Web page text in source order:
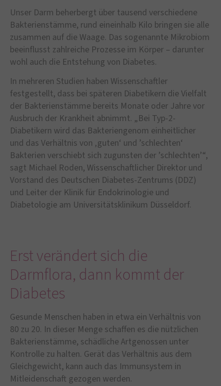
Unser Darm beherbergt über tausend verschiedene
Bakterienstämme, rund eineinhalb Kilo bringen sie alle
zusammen auf die Waage. Das sogenannte Mikrobiom
beeinflusst zahlreiche Prozesse im Körper – darunter
wohl auch die Entstehung von Diabetes.
In mehreren Studien haben Wissenschaftler
festgestellt, dass bei späteren Diabetikern die Vielfalt
der Bakterienstämme bereits Monate oder Jahre vor
Ausbruch der Krankheit abnimmt. „Bei Typ-2-
Diabetikern wird das Bakteriengenom einheitlicher
und das Verhältnis von ‚guten‘ und ’schlechten‘
Bakterien verschiebt sich zugunsten der ’schlechten’“,
sagt Michael Roden, Wissenschaftlicher Direktor und
Vorstand des Deutschen Diabetes-Zentrums (DDZ)
und Leiter der Klinik für Endokrinologie und
Diabetologie am Universitätsklinikum Düsseldorf.
Erst verändert sich die
Darmflora, dann kommt der
Diabetes
Gesunde Menschen haben in etwa ein Verhältnis von
80 zu 20. In dieser Menge schaffen es die nützlichen
Bakterienstämme, schädliche Artgenossen unter
Kontrolle zu halten. Gerät das Verhältnis aus dem
Gleichgewicht, kann auch das Immunsystem in
Mitleidenschaft gezogen werden.